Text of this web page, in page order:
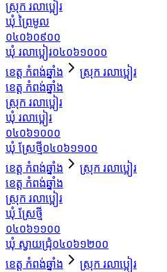
ស្រុក រលាប្អៀរ
ឃុំ ព្រៃមូល
០៤០៦០៩០០
ឃុំ រលាប្អៀរ០៤០៦១០០០
ខេត្ត កំពង់ឆ្នាំង
ស្រុក រលាប្អៀរ
ខេត្ត កំពង់ឆ្នាំង
ស្រុក រលាប្អៀរ
ឃុំ រលាប្អៀរ
០៤០៦១០០០
ឃុំ ស្រែថ្មី០៤០៦១១០០
ខេត្ត កំពង់ឆ្នាំង
ស្រុក រលាប្អៀរ
ខេត្ត កំពង់ឆ្នាំង
ស្រុក រលាប្អៀរ
ឃុំ ស្រែថ្មី
០៤០៦១១០០
ឃុំ ស្វាយជ្រុំ០៤០៦១២០០
ខេត្ត កំពង់ឆ្នាំង
ស្រុក រលាប្អៀរ